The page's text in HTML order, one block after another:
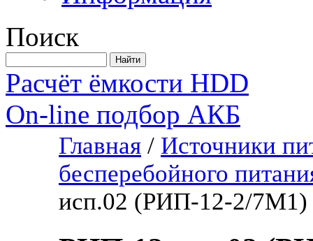
Поиск
Расчёт ёмкости HDD
On-line подбор АКБ
Главная / Источники
бесперебойного
исп.02 (РИП-12-2/7М1)